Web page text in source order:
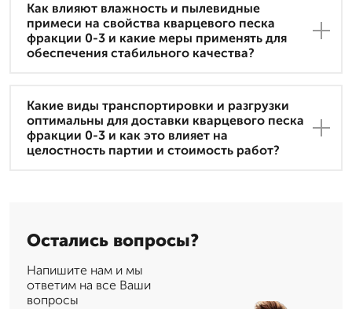
Как влияют влажность и пылевидные
примеси на свойства кварцевого песка
фракции 0-3 и какие меры применять для
обеспечения стабильного качества?
Какие виды транспортировки и разгрузки
оптимальны для доставки кварцевого песка
фракции 0-3 и как это влияет на
целостность партии и стоимость работ?
Остались вопросы?
Напишите нам и мы
ответим на все Ваши
вопросы